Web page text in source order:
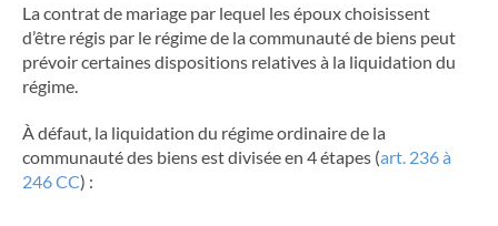
La contrat de mariage par lequel les époux choisissent
d’être régis par le régime de la communauté de biens peut
prévoir certaines dispositions relatives à la liquidation du
régime.
À défaut, la liquidation du régime ordinaire de la
communauté des biens est divisée en 4 étapes (art. 236 à
246 CC) :